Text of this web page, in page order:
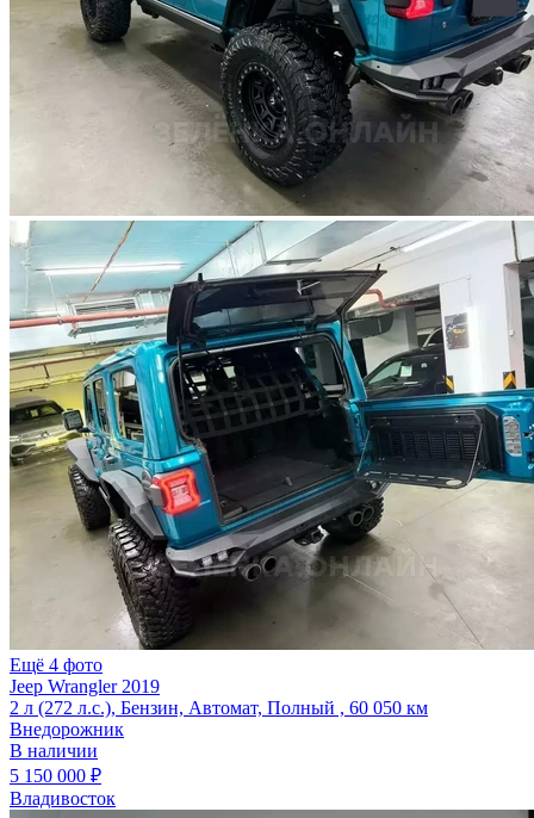
Ещё 4 фото
Jeep Wrangler 2019
2 л (272 л.с.), Бензин, Автомат, Полный , 60 050 км
Внедорожник
В наличии
5 150 000 ₽
Владивосток